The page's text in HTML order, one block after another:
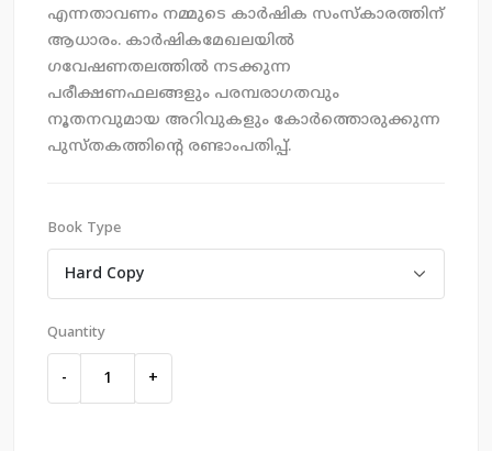
എന്നതാവണം നമ്മുടെ കാര്‍ഷിക സംസ്കാരത്തിന്
ആധാരം. കാര്‍ഷികമേഖലയിൽ
ഗവേഷണതലത്തിൽ നടക്കുന്ന
പരീക്ഷണഫലങ്ങളും പരമ്പരാഗതവും
നൂതനവുമായ അറിവുകളും കോര്‍ത്തൊരുക്കുന്ന
പുസ്തകത്തിന്റെ രണ്ടാംപതിപ്പ്.
Book Type
Quantity
- +